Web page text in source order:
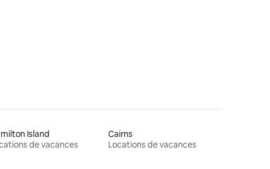
: 4,77 sur 5
Island
de vacances
Cairns
Locations de vacances